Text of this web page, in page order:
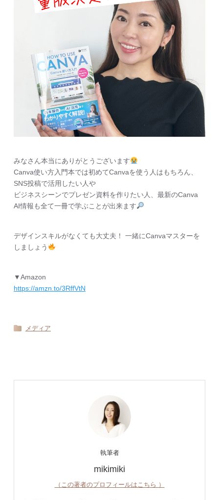
みなさん本当にありがとうございます
Canva使い方入門本では初めてCanvaを使う人はもちろん、
SNS投稿で活用したい人や
ビジネスシーンでプレゼン資料を作りたい人、最新のCanva
AI情報も全て一冊で学ぶことが出来ます
デザインスキルがなくても大丈夫！ 一緒にCanvaマスターを
しましょう
▼Amazon
https://amzn.to/3RffVtN
メディア
執筆者
mikimiki
（この著者のプロフィールはこちら ）